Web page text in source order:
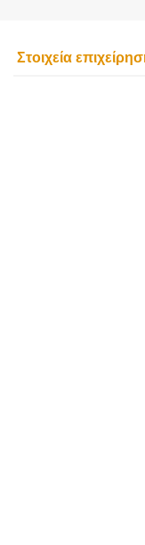
Στοιχεία